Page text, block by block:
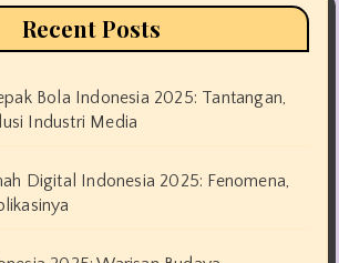
Recent Posts
Bola Indonesia 2025: Tantangan,
Industri Media
Digital Indonesia 2025: Fenomena,